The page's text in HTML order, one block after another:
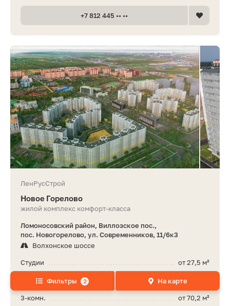
+7 812 445 •• ••
ЛенРусСтрой
Новое Горелово
жилой комплекс комфорт-класса
Ломоносовский район, Виллозское пос.,
пос. Новогорелово, ул. Современников, 11/6к3
Волхонское шоссе
от 27,5 м²
Студии
от 51 м²
2-комн.
от 70,2 м²
3-комн.
Фильтры 2 На карте